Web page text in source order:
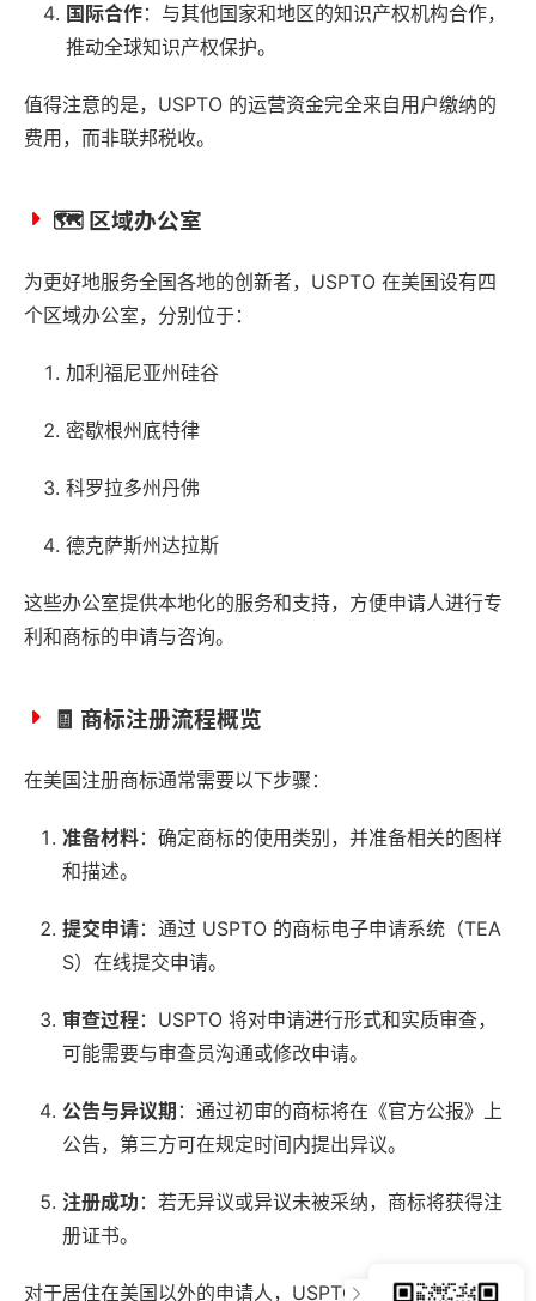
国际合作：与其他国家和地区的知识产权机构合作，
推动全球知识产权保护。
值得注意的是，USPTO 的运营资金完全来自用户缴纳的
费用，而非联邦税收。
🗺️ 区域办公室
为更好地服务全国各地的创新者，USPTO 在美国设有四
个区域办公室，分别位于：
加利福尼亚州硅谷
密歇根州底特律
科罗拉多州丹佛
德克萨斯州达拉斯
这些办公室提供本地化的服务和支持，方便申请人进行专
利和商标的申请与咨询。
🧾 商标注册流程概览
在美国注册商标通常需要以下步骤：
准备材料：确定商标的使用类别，并准备相关的图样
和描述。
提交申请：通过 USPTO 的商标电子申请系统（TEA
S）在线提交申请。
审查过程：USPTO 将对申请进行形式和实质审查，
可能需要与审查员沟通或修改申请。
公告与异议期 ：通过初审的商标将在《官方公报》上
公告，第三方可在规定时间内提出异议。
注册成功 ：若无异议或异议未被采纳，商标将获得注
册证书。
对于居住在美国以外的申请人，USPTO 要求必须由一位